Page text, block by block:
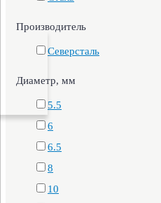
Производитель
Северсталь
Диаметр, мм
5.5
6
6.5
8
10